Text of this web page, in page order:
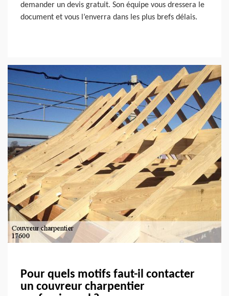
demander un devis gratuit. Son équipe vous dressera le
document et vous l’enverra dans les plus brefs délais.
Pour quels motifs faut-il contacter
un couvreur charpentier